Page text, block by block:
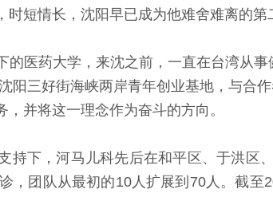
短情长，沈阳早已成为他难舍难离的第
药大学，来沈之前，一直在台湾从事
阳三好街海峡两岸青年创业基地，与合
并将这一理念作为奋斗的方向。
下，河马儿科先后在和平区、于洪区
，团队从最初的10人扩展到70人。截至